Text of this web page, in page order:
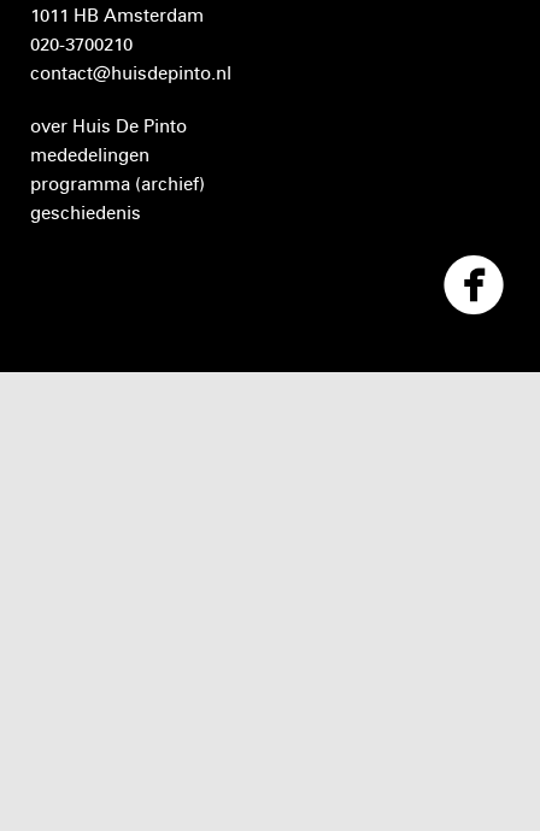
1011 HB Amsterdam
020-3700210
contact@huisdepinto.nl
over Huis De Pinto
mededelingen
programma (archief)
geschiedenis